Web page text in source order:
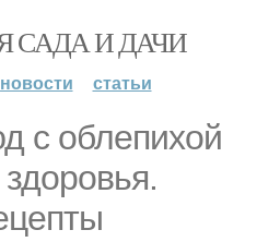
САДА И ДАЧИ
новости статьи
с облепихой